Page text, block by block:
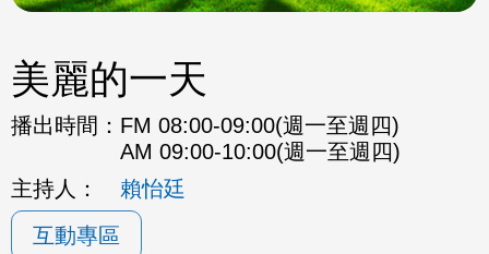
美麗的一天
播出時間： FM 08:00-09:00(週一至週四)
AM 09:00-10:00(週一至週四)
主持人：
賴怡廷
互動專區